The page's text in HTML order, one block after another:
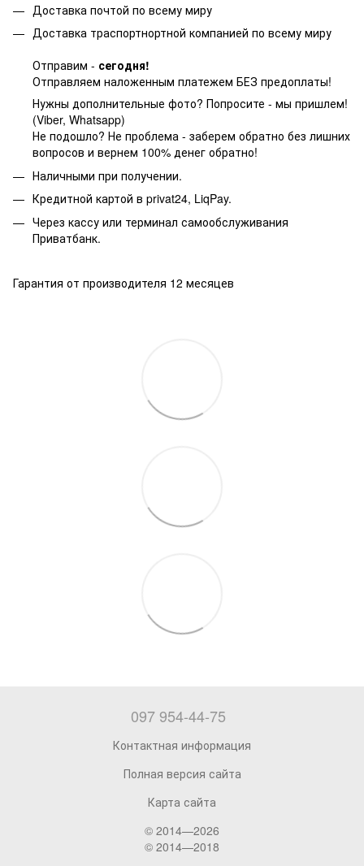
Доставка почтой по всему миру
Доставка траспортнортной компанией по всему миру
Отправим - сегодня!
Отправляем наложенным платежем БЕЗ предоплаты!
Нужны дополнительные фото? Попросите - мы пришлем!
(Viber, Whatsapp)
Не подошло? Не проблема - заберем обратно без лишних
вопросов и вернем 100% денег обратно!
Наличными при получении.
Кредитной картой в privat24, LiqPay.
Через кассу или терминал самообслуживания
Приватбанк.
Гарантия от производителя 12 месяцев
097 954-44-75
Контактная информация
Полная версия сайта
Карта сайта
© 2014—2026
© 2014—2018